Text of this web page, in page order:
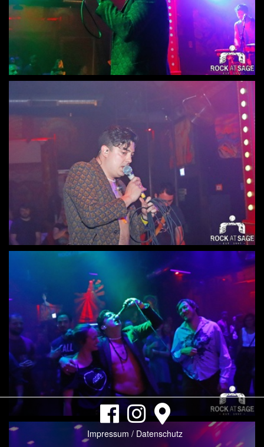
Impressum / Datenschutz